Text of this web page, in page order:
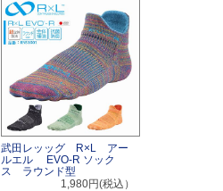
武田レッッグ R×L アー
ルエル EVO-R ソック
ス ラウンド型
1,980円(税込）